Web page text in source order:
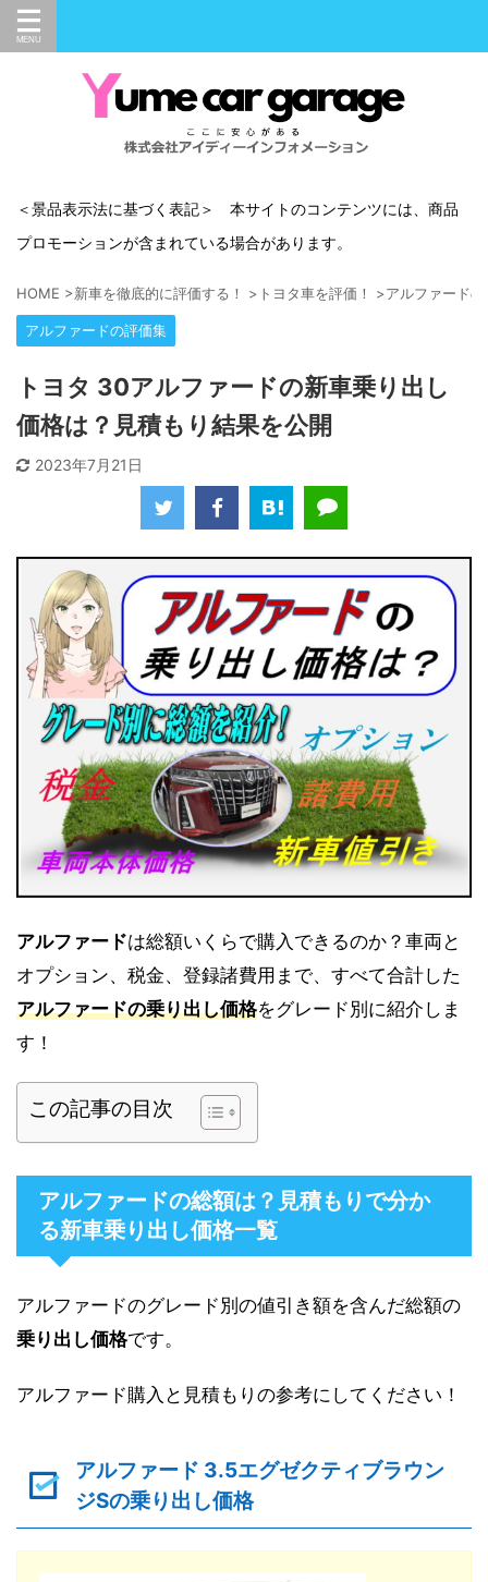
＜景品表示法に基づく表記＞ 本サイトのコンテンツには、商品
プロモーションが含まれている場合があります。
HOME >新車を徹底的に評価する！ > トヨタ車を評価！ >アルファード
アルファードの評価集
トヨタ 30アルファードの新車乗り出し
価格は？見積もり結果を公開
2023年7月21日
アルファードは総額いくらで購入できるのか？車両と
オプション、税金、登録諸費用まで、すべて合計した
アルファードの乗り出し価格をグレード別に紹介しま
す！
この記事の目次
アルファードの総額は？見積もりで分か
る新車乗り出し価格一覧
アルファードのグレード別の値引き額を含んだ総額の
乗り出し価格です。
アルファード購入と見積もりの参考にしてください！
アルファード 3.5エグゼクティブラウン
ジSの乗り出し価格